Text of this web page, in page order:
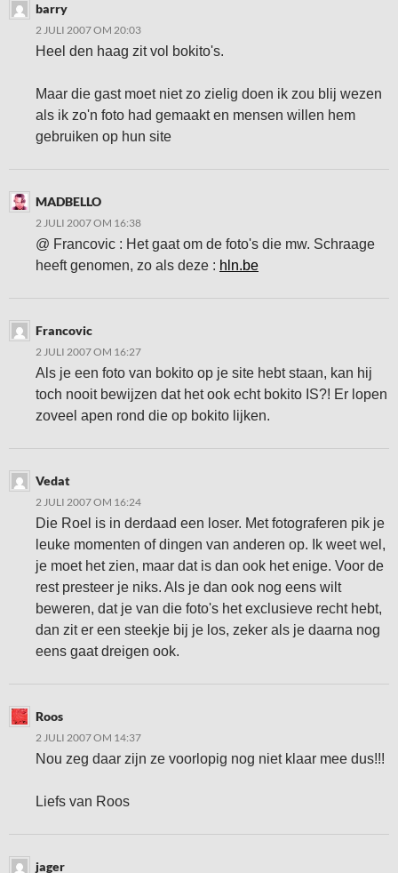
barry
2 JULI 2007 OM 20:03
Heel den haag zit vol bokito's.
Maar die gast moet niet zo zielig doen ik zou blij wezen
als ik zo'n foto had gemaakt en mensen willen hem
gebruiken op hun site
MADBELLO
2 JULI 2007 OM 16:38
@ Francovic : Het gaat om de foto's die mw. Schraage
heeft genomen, zo als deze : hln.be
Francovic
2 JULI 2007 OM 16:27
Als je een foto van bokito op je site hebt staan, kan hij
toch nooit bewijzen dat het ook echt bokito IS?! Er lopen
zoveel apen rond die op bokito lijken.
Vedat
2 JULI 2007 OM 16:24
Die Roel is in derdaad een loser. Met fotograferen pik je
leuke momenten of dingen van anderen op. Ik weet wel,
je moet het zien, maar dat is dan ook het enige. Voor de
rest presteer je niks. Als je dan ook nog eens wilt
beweren, dat je van die foto's het exclusieve recht hebt,
dan zit er een steekje bij je los, zeker als je daarna nog
eens gaat dreigen ook.
Roos
2 JULI 2007 OM 14:37
Nou zeg daar zijn ze voorlopig nog niet klaar mee dus!!!
Liefs van Roos
jager